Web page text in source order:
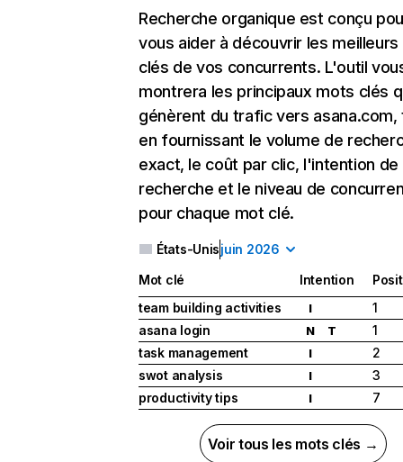
Recherche organique est conçu
vous aider à découvrir les
clés de vos concurrents. L'outil
montrera les principaux mots clés
génèrent du trafic vers asana.com,
en fournissant le volume de
exact, le coût par clic, l'intention de
recherche et le niveau de
pour chaque mot clé.
États-Unisjuin 2026
Mot clé Intention
team building activities
I
1
asana login
N T
1
task management
I
2
swot analysis
I
3
productivity tips
I 7
Voir tous les mots clés →